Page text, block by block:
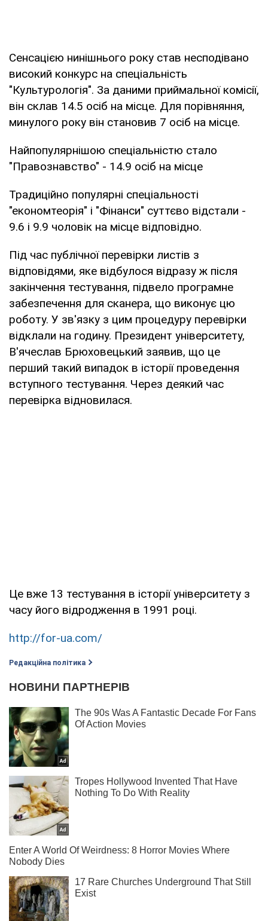
Сенсацією нинішнього року став несподівано
високий конкурс на спеціальність
"Культурологія". За даними приймальної комісії,
він склав 14.5 осіб на місце. Для порівняння,
минулого року він становив 7 осіб на місце.
Найпопулярнішою спеціальністю стало
"Правознавство" - 14.9 осіб на місце
Традиційно популярні спеціальності
"економтеорія" і "Фінанси" суттєво відстали -
9.6 і 9.9 чоловік на місце відповідно.
Під час публічної перевірки листів з
відповідями, яке відбулося відразу ж після
закінчення тестування, підвело програмне
забезпечення для сканера, що виконує цю
роботу. У зв'язку з цим процедуру перевірки
відклали на годину. Президент університету,
В'ячеслав Брюховецький заявив, що це
перший такий випадок в історії проведення
вступного тестування. Через деякий час
перевірка відновилася.
Це вже 13 тестування в історії університету з
часу його відродження в 1991 році.
http://for-ua.com/
Редакційна політика